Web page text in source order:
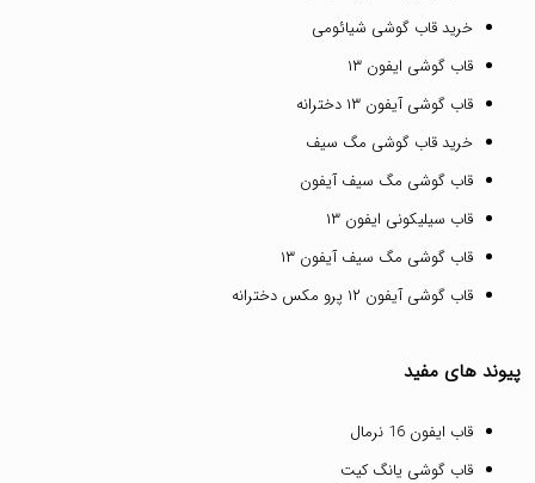
خرید قاب گوشی شیائومی
قاب گوشی ایفون ۱۳
قاب گوشی آیفون ۱۳ دخترانه
خرید قاب گوشی مگ سیف
قاب گوشی مگ سیف آیفون
قاب سیلیکونی ایفون ۱۳
قاب گوشی مگ سیف آیفون ۱۳
قاب گوشی آیفون ۱۲ پرو مکس دخترانه
پیوند های مفید
قاب ایفون 16 نرمال
قاب گوشی یانگ کیت